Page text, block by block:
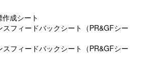
成シート
フィードバックシート（PR&GFシー
フィードバックシート（PR&GFシー